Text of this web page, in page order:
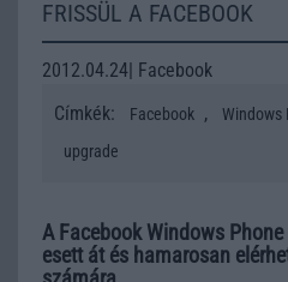
FRISSÜL A FACEBOOK
2012.04.24| Facebook
Címkék:
Facebook , Windows
upgrade
A Facebook Windows
esett át és hamarosan